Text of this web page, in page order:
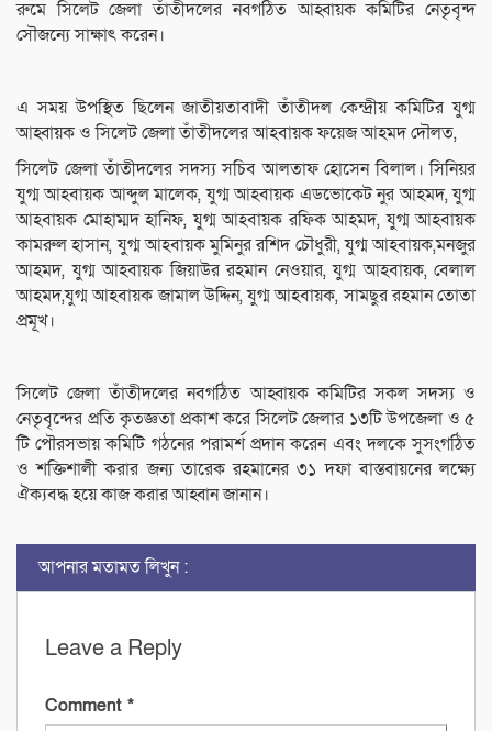
রুমে সিলেট জেলা তাঁতীদলের নবগঠিত আহ্বায়ক কমিটির নেতৃবৃন্দ
সৌজন্যে সাক্ষাৎ করেন।
এ সময় উপস্থিত ছিলেন জাতীয়তাবাদী তাঁতীদল কেন্দ্রীয় কমিটির যুগ্ম
আহ্বায়ক ও সিলেট জেলা তাঁতীদলের আহবায়ক ফয়েজ আহমদ দৌলত,
সিলেট জেলা তাঁতীদলের সদস্য সচিব আলতাফ হোসেন বিলাল। সিনিয়র
যুগ্ম আহবায়ক আব্দুল মালেক, যুগ্ম আহবায়ক এডভোকেট নুর আহমদ, যুগ্ম
আহবায়ক মোহাম্মদ হানিফ, যুগ্ম আহবায়ক রফিক আহমদ, যুগ্ম আহবায়ক
কামরুল হাসান, যুগ্ম আহবায়ক মুমিনুর রশিদ চৌধুরী, যুগ্ম আহবায়ক,মনজুর
আহমদ, যুগ্ম আহবায়ক জিয়াউর রহমান নেওয়ার, যুগ্ম আহবায়ক, বেলাল
আহমদ,যুগ্ম আহবায়ক জামাল উদ্দিন, যুগ্ম আহবায়ক, সামছুর রহমান তোতা
প্রমূখ।
সিলেট জেলা তাঁতীদলের নবগঠিত আহ্বায়ক কমিটির সকল সদস্য ও
নেতৃবৃন্দের প্রতি কৃতজ্ঞতা প্রকাশ করে সিলেট জেলার ১৩টি উপজেলা ও ৫
টি পৌরসভায় কমিটি গঠনের পরামর্শ প্রদান করেন এবং দলকে সুসংগঠিত
ও শক্তিশালী করার জন্য তারেক রহমানের ৩১ দফা বাস্তবায়নের লক্ষ্যে
ঐক্যবদ্ধ হয়ে কাজ করার আহ্বান জানান।
আপনার মতামত লিখুন :
Leave a Reply
Comment *